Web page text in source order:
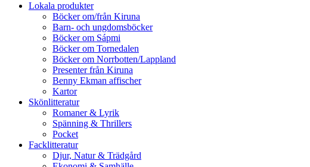
Lokala produkter
Böcker om/från Kiruna
Barn- och ungdomsböcker
Böcker om Sápmi
Böcker om Tornedalen
Böcker om Norrbotten/Lappland
Presenter från Kiruna
Benny Ekman affischer
Kartor
Skönlitteratur
Romaner & Lyrik
Spänning & Thrillers
Pocket
Facklitteratur
Djur, Natur & Trädgård